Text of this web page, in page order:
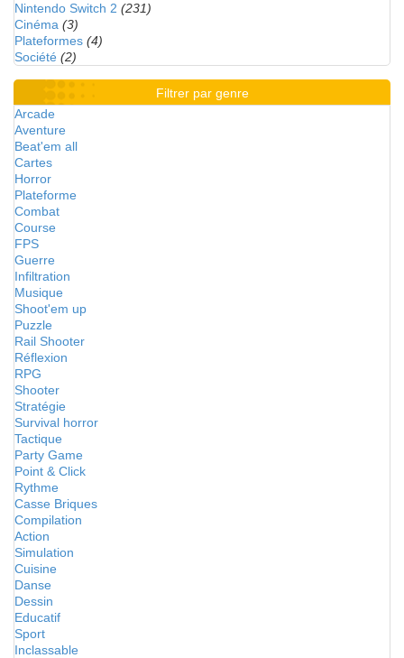
Nintendo Switch 2 (231)
Cinéma (3)
Plateformes (4)
Société (2)
Filtrer par genre
Arcade
Aventure
Beat'em all
Cartes
Horror
Plateforme
Combat
Course
FPS
Guerre
Infiltration
Musique
Shoot'em up
Puzzle
Rail Shooter
Réflexion
RPG
Shooter
Stratégie
Survival horror
Tactique
Party Game
Point & Click
Rythme
Casse Briques
Compilation
Action
Simulation
Cuisine
Danse
Dessin
Educatif
Sport
Inclassable